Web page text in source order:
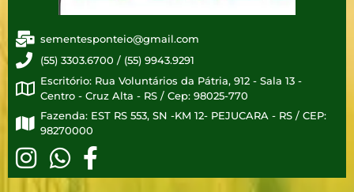
sementesponteio@gmail.com
(55) 3303.6700 / (55) 9943.9291
Escritório: Rua Voluntários da Pátria, 912 - Sala 13 -
Centro - Cruz Alta - RS / Cep: 98025-770
Fazenda: EST RS 553, SN -KM 12- PEJUCARA - RS / CEP:
98270000